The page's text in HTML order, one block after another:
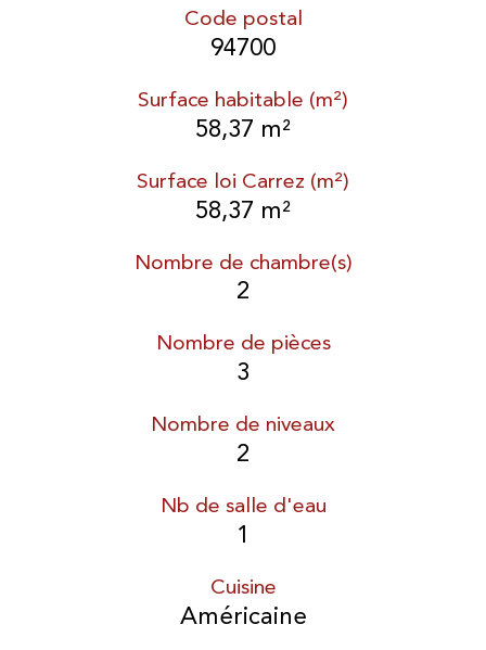
Code postal
94700
Surface habitable (m²)
58,37 m²
Surface loi Carrez (m²)
58,37 m²
Nombre de chambre(s)
2
Nombre de pièces
3
Nombre de niveaux
2
Nb de salle d'eau
1
Cuisine
Américaine